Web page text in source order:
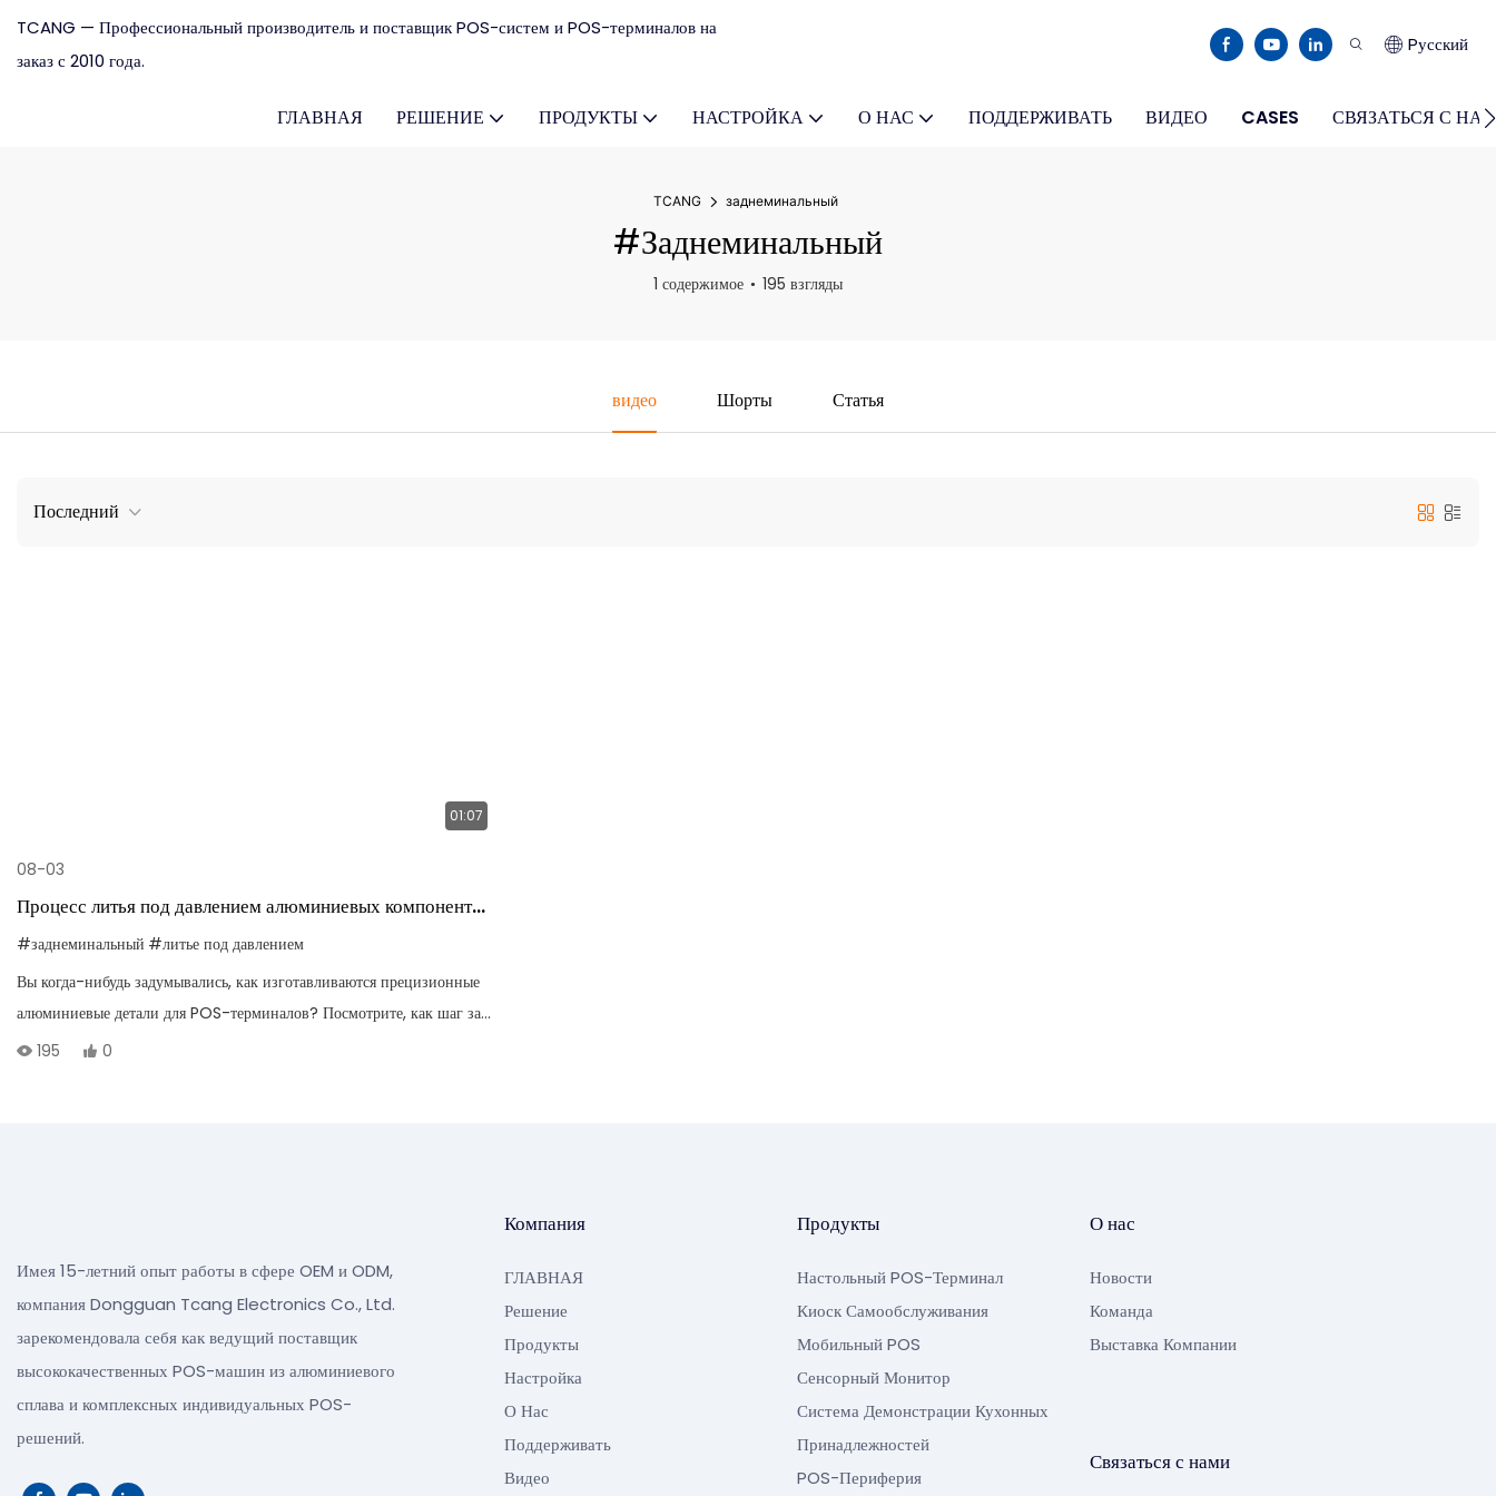
TCANG — Профессиональный производитель и поставщик POS-систем и POS-терминалов на
заказ с 2010 года.
Pусский
ГЛАВНАЯ РЕШЕНИЕ ПРОДУКТЫ НАСТРОЙКА О НАС ПОДДЕРЖИВАТЬ ВИДЕО CASES СВЯЗАТЬСЯ С
TCANG заднеминальный
#заднеминальный
1 содержимое 195 взгляды
видео Шорты Статья
Последний
01:07
08-03
Процесс литья под давлением алюминиевых компонентов
для POS-терминалов
#заднеминальный #литье под давлением
Вы когда-нибудь задумывались, как изготавливаются прецизионные
алюминиевые детали для POS-терминалов? Посмотрите, как шаг за
шагом происходит процесс литья под давлением.
195 0
Имея 15-летний опыт работы в сфере OEM и ODM,
компания Dongguan Tcang Electronics Co., Ltd.
зарекомендовала себя как ведущий поставщик
высококачественных POS-машин из алюминиевого
сплава и комплексных индивидуальных POS-
решений.
Компания
ГЛАВНАЯ
Решение
Продукты
Настройка
О Нас
Поддерживать
Видео
Продукты
Настольный POS-Терминал
Киоск Самообслуживания
Мобильный POS
Сенсорный Монитор
Система Демонстрации Кухонных
Принадлежностей
POS-Периферия
О нас
Новости
Команда
Выставка Компании
Связаться с нами